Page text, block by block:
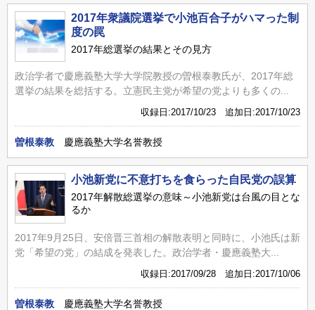
2017年衆議院選挙で小池百合子がハマった制
度の罠
2017年総選挙の結果とその見方
政治学者で慶應義塾大学大学院教授の曽根泰教氏が、2017年総
選挙の結果を総括する。立憲民主党が希望の党よりも多くの...
収録日:2017/10/23 追加日:2017/10/23
曽根泰教 慶應義塾大学名誉教授
小池新党に不意打ちを食らった自民党の誤算
2017年解散総選挙の意味～小池新党は台風の目とな
るか
2017年9月25日、安倍晋三首相の解散表明と同時に、小池氏は新
党「希望の党」の結成を発表した。政治学者・慶應義塾大...
収録日:2017/09/28 追加日:2017/10/06
曽根泰教 慶應義塾大学名誉教授